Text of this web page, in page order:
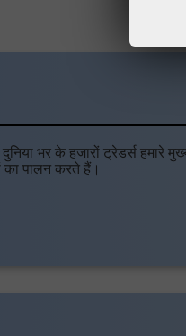
भर के हजारों ट्रेडर्स हमारे
का पालन करते हैं।